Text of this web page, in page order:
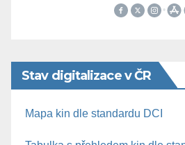
Stav digitalizace v ČR
Mapa kin dle standardu DCI